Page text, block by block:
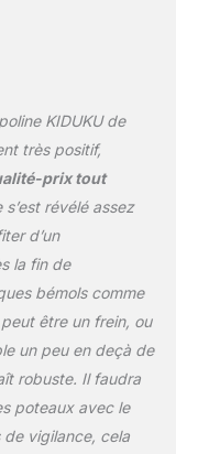
KIDUKU de
très positif,
prix tout
révélé assez
d’un
la fin de
bémols comme
être un frein, ou
un peu en deçà de
robuste. Il faudra
poteaux avec le
vigilance, cela